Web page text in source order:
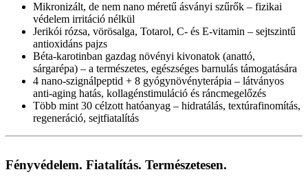
Mikronizált, de nem nano méretű ásványi szűrők – fizikai
védelem irritáció nélkül
Jerikói rózsa, vörösalga, Totarol, C- és E-vitamin – sejtszintű
antioxidáns pajzs
Béta-karotinban gazdag növényi kivonatok (anattó,
sárgarépa) – a természetes, egészséges barnulás támogatására
4 nano-szignálpeptid + 8 gyógynövényterápia – látványos
anti-aging hatás, kollagénstimuláció és ráncmegelőzés
Több mint 30 célzott hatóanyag – hidratálás, textúrafinomítás,
regeneráció, sejtfiatalítás
Fényvédelem. Fiatalítás. Természetesen.